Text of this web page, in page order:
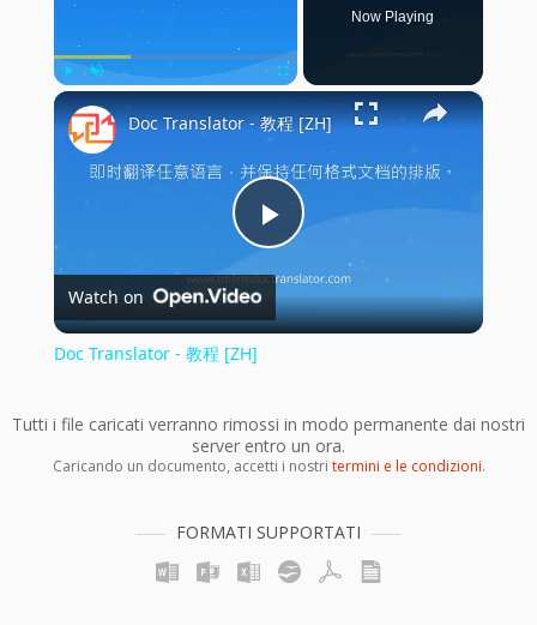
Play Unmute Fullscreen
Now Playing
×
Play
Video
Doc Translator - 教程 [ZH]
Watch on
Doc Translator - 教程 [ZH]
Tutti i file caricati verranno rimossi in modo permanente dai nostri
server entro un ora.
Caricando un documento, accetti i nostri termini e le condizioni.
FORMATI SUPPORTATI